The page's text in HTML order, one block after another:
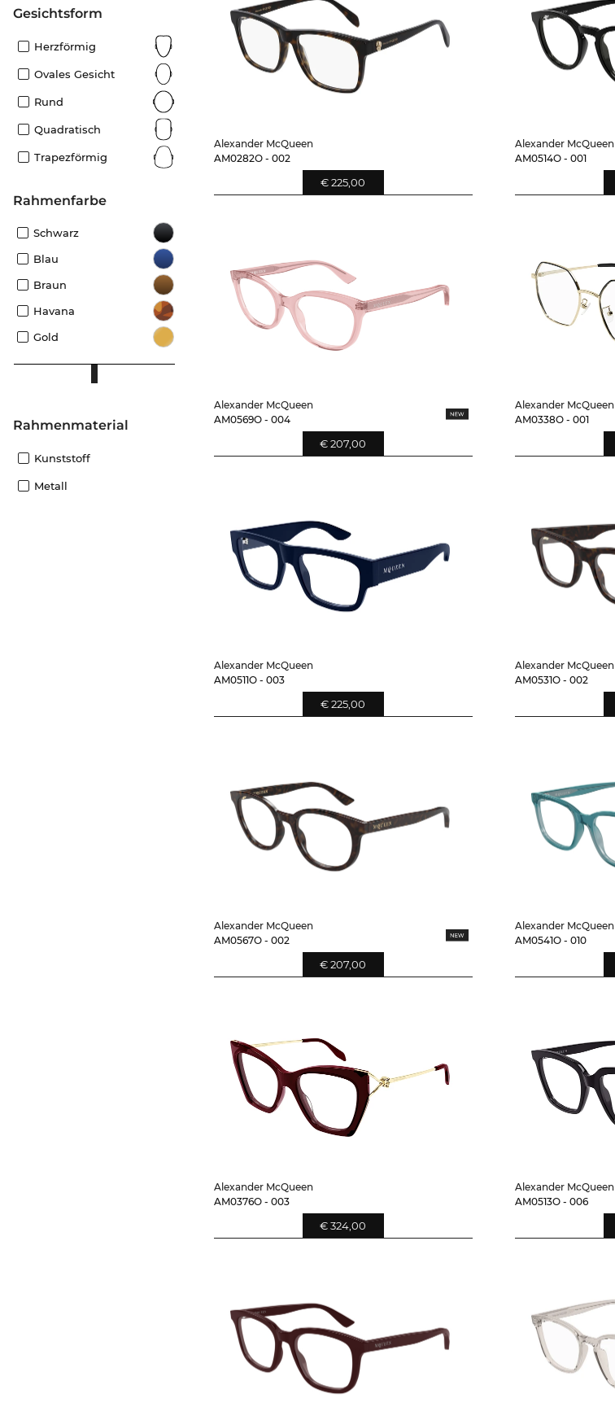
Gesichtsform
Herzförmig
Ovales Gesicht
Rund
Quadratisch
Trapezförmig
Rahmenfarbe
Schwarz
Blau
Braun
Havana
Gold
Rahmenmaterial
Kunststoff
Metall
Alexander McQueen
AM0282O - 002
€ 225,00
Alexander McQueen
AM0514O - 001
Alexander McQueen
AM0569O - 004
€ 207,00
Alexander McQueen
AM0338O - 001
Alexander McQueen
AM0511O - 003
€ 225,00
Alexander McQueen
AM0531O - 002
Alexander McQueen
AM0567O - 002
€ 207,00
Alexander McQueen
AM0541O - 010
Alexander McQueen
AM0376O - 003
€ 324,00
Alexander McQueen
AM0513O - 006